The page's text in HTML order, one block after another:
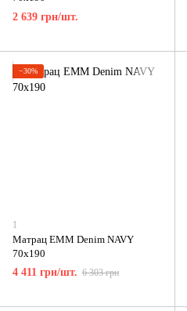
2 639 грн/шт.
−30%
1
Матрац ЕММ Denim NAVY
70x190
4 411 грн/шт. 6 303 грн